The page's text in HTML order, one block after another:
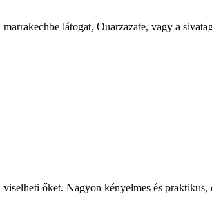
látogat, Ouarzazate, vagy a
őket. Nagyon kényelmes és praktikus,